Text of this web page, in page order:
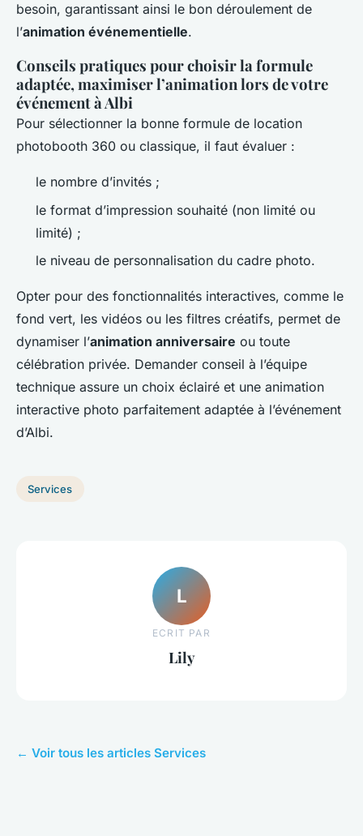
besoin, garantissant ainsi le bon déroulement de
l’animation événementielle.
Conseils pratiques pour choisir la formule
adaptée, maximiser l’animation lors de votre
événement à Albi
Pour sélectionner la bonne formule de location
photobooth 360 ou classique, il faut évaluer :
le nombre d’invités ;
le format d’impression souhaité (non limité ou
limité) ;
le niveau de personnalisation du cadre photo.
Opter pour des fonctionnalités interactives, comme le
fond vert, les vidéos ou les filtres créatifs, permet de
dynamiser l’animation anniversaire ou toute
célébration privée. Demander conseil à l’équipe
technique assure un choix éclairé et une animation
interactive photo parfaitement adaptée à l’événement
d’Albi.
Services
L
ECRIT PAR
Lily
← Voir tous les articles Services